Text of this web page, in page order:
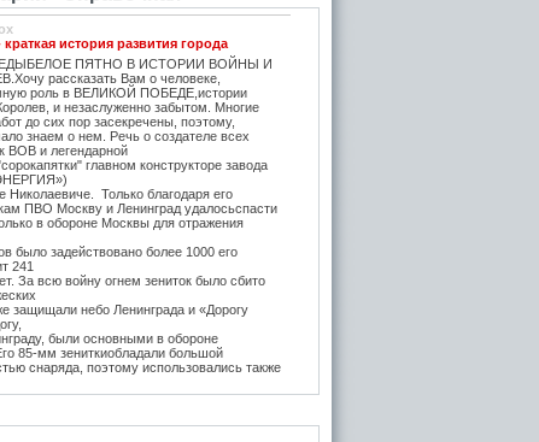
история развития города
ПЯТНО В ИСТОРИИ ВОЙНЫ И
рассказать Вам о человеке,
роль в ВЕЛИКОЙ ПОБЕДЕ,истории
и незаслуженно забытом. Многие
до сих пор засекречены, поэтому,
знаем о нем. Речь о создателе всех
ВОВ и легендарной
главном конструкторе завода
Николаевиче. Только благодаря его
ПВО Москву и Ленинград удалосьспасти
в обороне Москвы для отражения
было задействовано более 1000 его
241
За всю войну огнем зениток было сбито
защищали небо Ленинграда и «Дорогу
были основными в обороне
85-мм зениткиобладали большой
снаряда, поэтому использовались также
на прямую наводку для борьбы с тяжёлыми
после Курской битвы и испытательных